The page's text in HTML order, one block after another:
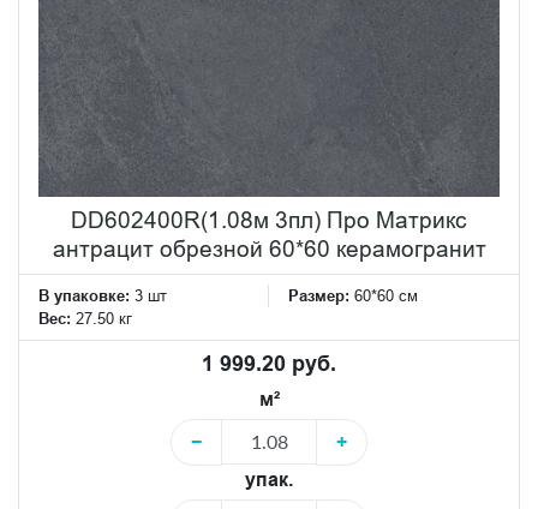
DD602400R(1.08м 3пл) Про Матрикс
антрацит обрезной 60*60 керамогранит
В упаковке: 3 шт Размер: 60*60 см
Вес: 27.50 кг
1 999.20 руб.
м²
−
+
упак.